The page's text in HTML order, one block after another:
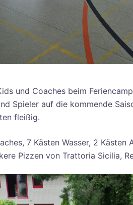
und Coaches beim
Spieler auf die kommende
fleißig.
7 Kästen Wasser, 2
Pizzen von Trattoria Sicilia,